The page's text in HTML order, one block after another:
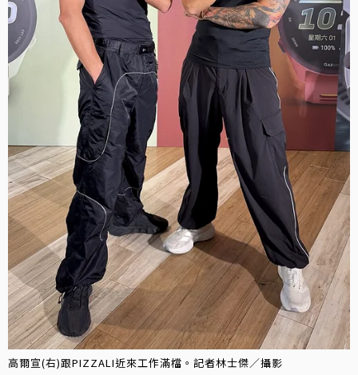
高爾宣(右)跟PIZZALI近來工作滿檔。記者林士傑／攝影